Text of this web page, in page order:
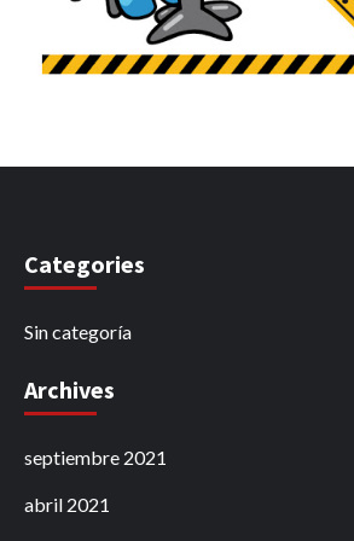
Categories
Sin categoría
Archives
septiembre 2021
abril 2021